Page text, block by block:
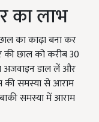
का लाभ
का काढ़ा बना कर
छाल को करीब 30
अजवाइन डाल लें और
समस्या से आराम
समस्या में आराम